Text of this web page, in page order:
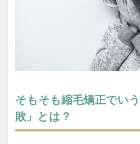
そもそも縮毛矯正でい
敗」とは？
毛髪体力
注目サロンの
短時間縮毛
社会的役割
綱島
縮毛矯正
縮毛矯正の上手い美容室
縮毛矯
縮毛矯正の失敗直し